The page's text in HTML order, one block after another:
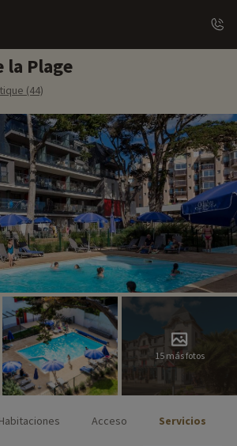
la Plage
(44)
15 más fotos
Habitaciones Acceso Servicios